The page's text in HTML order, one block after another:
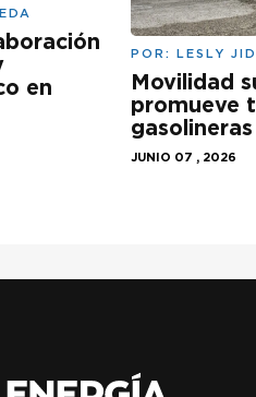
en
POR: LESLY
Movilidad
promueve
gasolineras
JUNIO 07 , 2026